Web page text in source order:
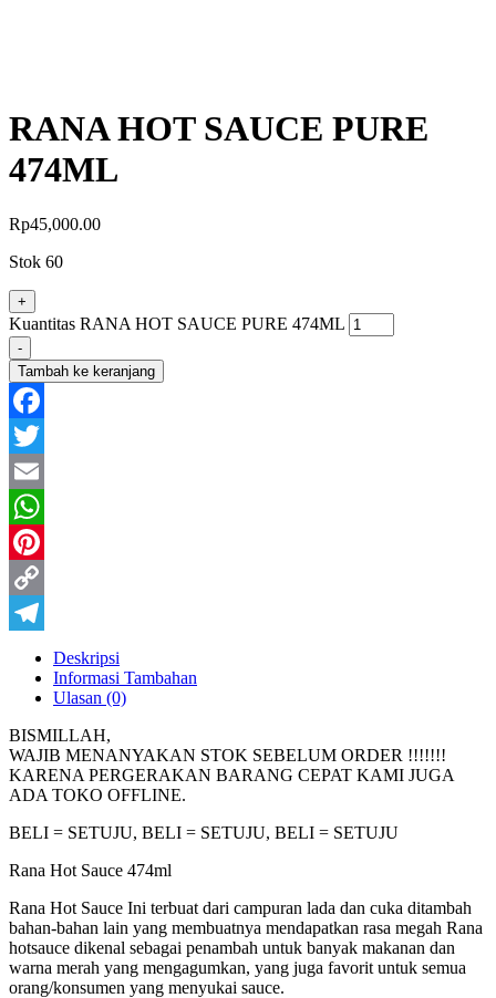
RANA HOT SAUCE PURE
474ML
Rp45,000.00
Stok 60
+
Kuantitas RANA HOT SAUCE PURE 474ML
-
Tambah ke keranjang
Facebook
Twitter
Email
WhatsApp
Pinterest
Copy
Telegram
Deskripsi
Informasi Tambahan
Ulasan (0)
BISMILLAH,
WAJIB MENANYAKAN STOK SEBELUM ORDER !!!!!!!
KARENA PERGERAKAN BARANG CEPAT KAMI JUGA
ADA TOKO OFFLINE.
BELI = SETUJU, BELI = SETUJU, BELI = SETUJU
Rana Hot Sauce 474ml
Rana Hot Sauce Ini terbuat dari campuran lada dan cuka ditambah
bahan-bahan lain yang membuatnya mendapatkan rasa megah Rana
hotsauce dikenal sebagai penambah untuk banyak makanan dan
warna merah yang mengagumkan, yang juga favorit untuk semua
orang/konsumen yang menyukai sauce.